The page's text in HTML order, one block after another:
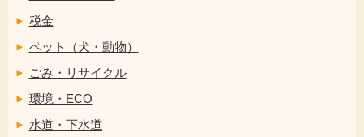
税金
ペット（犬・動物）
ごみ・リサイクル
環境・ECO
水道・下水道